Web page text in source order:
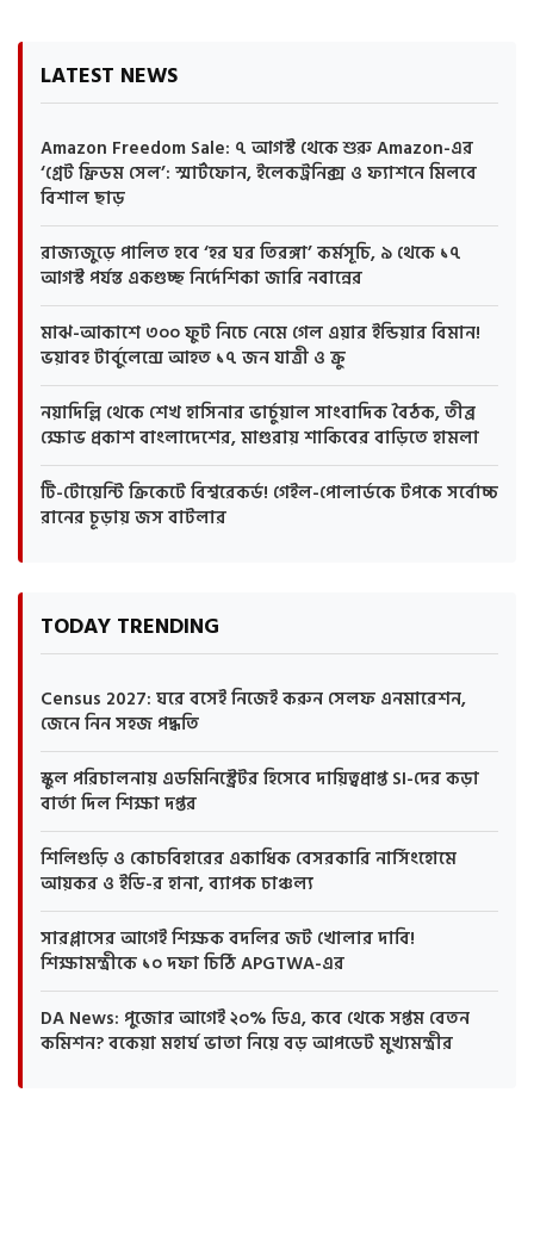
LATEST NEWS
Amazon Freedom Sale: ৭ আগস্ট থেকে শুরু Amazon-এর
‘গ্রেট ফ্রিডম সেল’: স্মার্টফোন, ইলেকট্রনিক্স ও ফ্যাশনে মিলবে
বিশাল ছাড়
রাজ্যজুড়ে পালিত হবে ‘হর ঘর তিরঙ্গা’ কর্মসূচি, ৯ থেকে ১৭
আগস্ট পর্যন্ত একগুচ্ছ নির্দেশিকা জারি নবান্নের
মাঝ-আকাশে ৩০০ ফুট নিচে নেমে গেল এয়ার ইন্ডিয়ার বিমান!
ভয়াবহ টার্বুলেন্সে আহত ১৭ জন যাত্রী ও ক্রু
নয়াদিল্লি থেকে শেখ হাসিনার ভার্চুয়াল সাংবাদিক বৈঠক, তীব্র
ক্ষোভ প্রকাশ বাংলাদেশের, মাগুরায় শাকিবের বাড়িতে হামলা
টি-টোয়েন্টি ক্রিকেটে বিশ্বরেকর্ড! গেইল-পোলার্ডকে টপকে সর্বোচ্চ
রানের চূড়ায় জস বাটলার
TODAY TRENDING
Census 2027: ঘরে বসেই নিজেই করুন সেলফ এনমারেশন,
জেনে নিন সহজ পদ্ধতি
স্কুল পরিচালনায় এডমিনিস্ট্রেটর হিসেবে দায়িত্বপ্রাপ্ত SI-দের কড়া
বার্তা দিল শিক্ষা দপ্তর
শিলিগুড়ি ও কোচবিহারের একাধিক বেসরকারি নার্সিংহোমে
আয়কর ও ইডি-র হানা, ব্যাপক চাঞ্চল্য
সারপ্লাসের আগেই শিক্ষক বদলির জট খোলার দাবি!
শিক্ষামন্ত্রীকে ১০ দফা চিঠি APGTWA-এর
DA News: পুজোর আগেই ২০% ডিএ, কবে থেকে সপ্তম বেতন
কমিশন? বকেয়া মহার্ঘ ভাতা নিয়ে বড় আপডেট মুখ্যমন্ত্রীর